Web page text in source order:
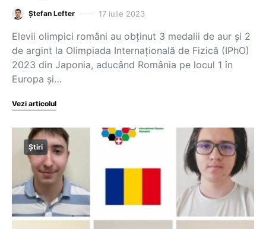
Ștefan Lefter 17 iulie 2023
Elevii olimpici români au obținut 3 medalii de aur și 2
de argint la Olimpiada Internațională de Fizică (IPhO)
2023 din Japonia, aducând România pe locul 1 în
Europa și…
Vezi articolul
Știri